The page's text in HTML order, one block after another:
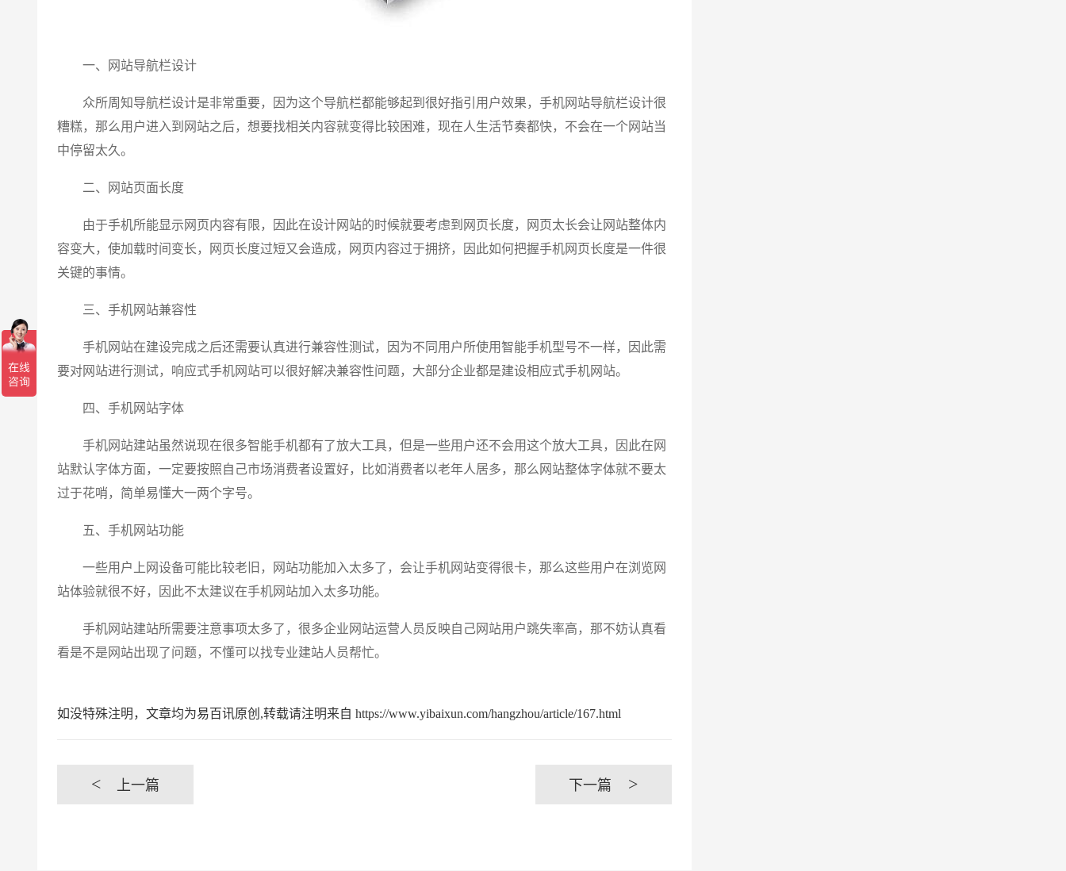
一、网站导航栏设计
众所周知导航栏设计是非常重要，因为这个导航栏都能够起到很好指引用户效果，手机网站导航栏设计很
糟糕，那么用户进入到网站之后，想要找相关内容就变得比较困难，现在人生活节奏都快，不会在一个网站当
中停留太久。
二、网站页面长度
由于手机所能显示网页内容有限，因此在设计网站的时候就要考虑到网页长度，网页太长会让网站整体内
容变大，使加载时间变长，网页长度过短又会造成，网页内容过于拥挤，因此如何把握手机网页长度是一件很
关键的事情。
三、手机网站兼容性
手机网站在建设完成之后还需要认真进行兼容性测试，因为不同用户所使用智能手机型号不一样，因此需
要对网站进行测试，响应式手机网站可以很好解决兼容性问题，大部分企业都是建设相应式手机网站。
四、手机网站字体
手机网站建站虽然说现在很多智能手机都有了放大工具，但是一些用户还不会用这个放大工具，因此在网
站默认字体方面，一定要按照自己市场消费者设置好，比如消费者以老年人居多，那么网站整体字体就不要太
过于花哨，简单易懂大一两个字号。
五、手机网站功能
一些用户上网设备可能比较老旧，网站功能加入太多了，会让手机网站变得很卡，那么这些用户在浏览网
站体验就很不好，因此不太建议在手机网站加入太多功能。
手机网站建站所需要注意事项太多了，很多企业网站运营人员反映自己网站用户跳失率高，那不妨认真看
看是不是网站出现了问题，不懂可以找专业建站人员帮忙。
如没特殊注明，文章均为易百讯原创,转载请注明来自 https://www.yibaixun.com/hangzhou/article/167.html
< 上一篇 下一篇 >